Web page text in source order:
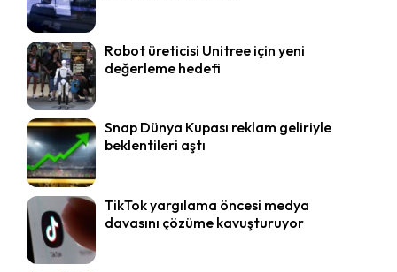
Robot üreticisi Unitree için yeni
değerleme hedefi
Snap Dünya Kupası reklam geliriyle
beklentileri aştı
TikTok yargılama öncesi medya
davasını çözüme kavuşturuyor